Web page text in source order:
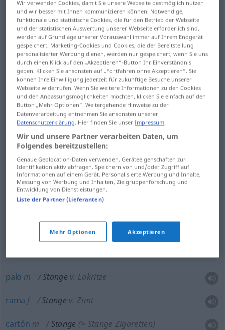
Übersicht aller Übersetzungen
(Für mehr Details die Übersetzung anklicken/antippen)
palo, vara, barra, asta, percha
palo, rama, cartón
palom Stange (≈ Holzstange)
vara Stange (≈ Eisenstange)
barraf Stange(≈ Metallstange, Gardinenstange)
astaf Stange (≈ Fahnenstange)
(≈ Vogelstange)
palo m Stange v. Lakritze
rama f Stange v. Zimt
cartón m Stange (≈ Stange Zigaretten)
Wir verwenden Cookies, damit Sie unsere Webseite bestmöglich nutzen
und wir besser mit Ihnen kommunizieren können. Notwendige,
funktionale und statistische Cookies, die für den Betrieb der Webseite
und der statistischen Auswertung unserer Webseite erforderlich sind,
werden auf Grundlage unserer Vorauswahl immer auf Ihrem Endgerät
gespeichert. Marketing-Cookies und Cookies, die der Bereitstellung
personalisierter Werbung dienen, werden nur gespeichert, wenn Sie uns
durch einen Klick auf den „Akzeptieren“-Button Ihr Einverständnis
geben. Klicken Sie ansonsten auf „Fortfahren ohne Akzeptieren“. Sie
können Ihre Einwilligung jederzeit für zukünftige Besuche unserer
Webseite widerrufen. Wenn Sie weitere Informationen zu den Cookies
und den Anpassungsmöglichkeiten möchten, klicken Sie einfach auf den
Button „Mehr Optionen“. Weitergehende Hinweise zu der
Datenverarbeitung entnehmen Sie ansonsten unserer
Datenschutzerklärung . Hier finden Sie unserImpressum
Wir und unsere Partner verarbeiten Daten, um
Folgendes bereitzustellen:
Genaue Geolocation-Daten verwenden. Geräteeigenschaften zur
Identifikation aktiv abfragen. Speichern von und/oder Zugriff auf
Informationen auf einem Gerät. Personalisierte Werbung und Inhalte,
Messung von Werbung und Inhalten, Zielgruppenforschung und
Entwicklung von Dienstleistungen.
Liste der Partner (Lieferanten)
Mehr Optionen Akzeptieren